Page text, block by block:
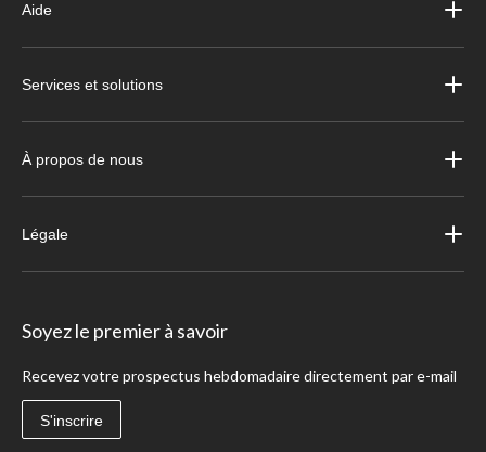
Aide
Services et solutions
À propos de nous
Légale
Soyez le premier à savoir
Recevez votre prospectus hebdomadaire directement par e-mail
S'inscrire